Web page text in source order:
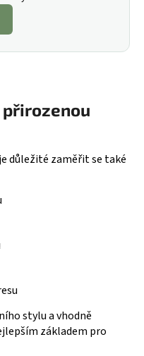
důležité zaměřit se také
stylu a vhodně
základem pro